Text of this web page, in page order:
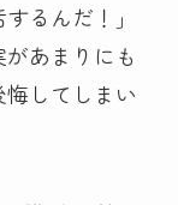
るんだ！」
あまりにも
してしまい